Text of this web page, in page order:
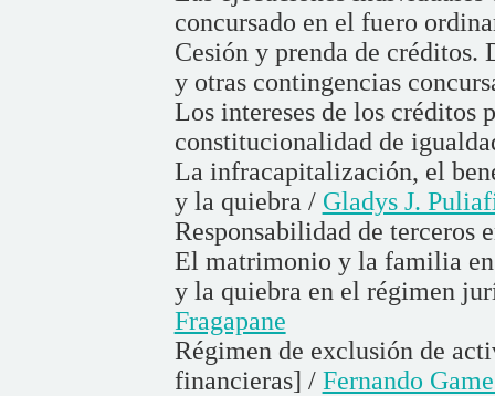
concursado en el fuero
Cesión y prenda de
y otras contingencias
Los intereses de los
constitucionalidad de
La infracapitalización, el
y la quiebra / Gladys J.
Responsabilidad de terceros
El matrimonio y la familia en
y la quiebra en el régimen
Fragapane
Régimen de exclusión de
financieras] / Fernando